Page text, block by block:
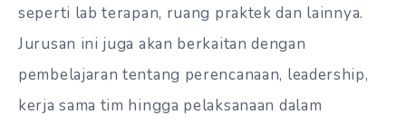
seperti lab terapan, ruang praktek dan lainnya.
Jurusan ini juga akan berkaitan dengan
pembelajaran tentang perencanaan, leadership,
kerja sama tim hingga pelaksanaan dalam